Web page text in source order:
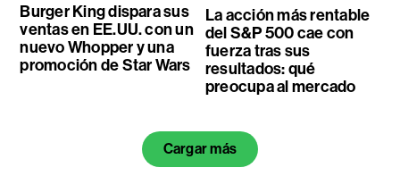
Burger King dispara sus
ventas en EE.UU. con un
nuevo Whopper y una
promoción de Star Wars
La acción más rentable
del S&P 500 cae con
fuerza tras sus
resultados: qué
preocupa al mercado
Cargar más